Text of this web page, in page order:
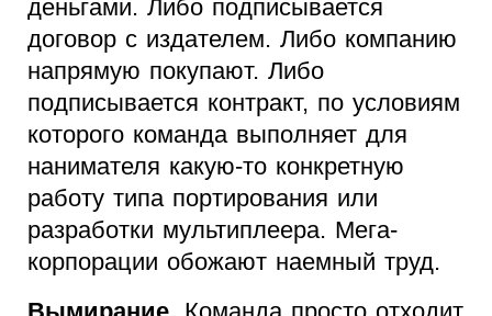
деньгами. Либо подписывается
договор с издателем. Либо компанию
напрямую покупают. Либо
подписывается контракт, по условиям
которого команда выполняет для
нанимателя какую-то конкретную
работу типа портирования или
разработки мультиплеера. Мега-
корпорации обожают наемный труд.